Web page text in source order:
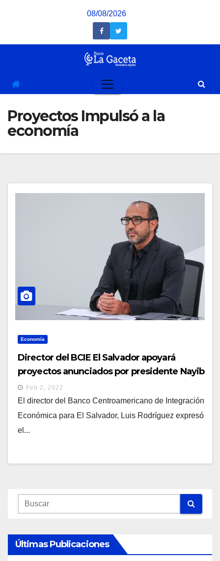
08/08/2026
Proyectos Impulsó a la
economía
Economía
Director del BCIE El Salvador apoyará
proyectos anunciados por presidente Nayib
Bukele
Feb 2, 2022
El director del Banco Centroamericano de Integración
Económica para El Salvador, Luis Rodríguez expresó
el...
Últimas Publicaciones